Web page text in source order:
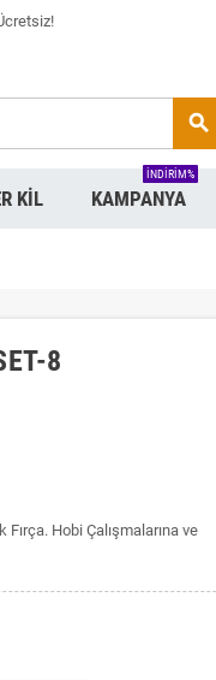
search
KIL KAMPANYA
INDIRIM%
8
Hobi Çalışmalarına ve